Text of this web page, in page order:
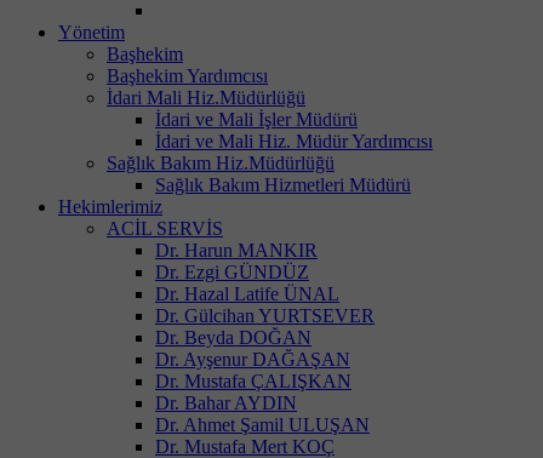
Yönetim
Başhekim
Başhekim Yardımcısı
İdari Mali Hiz.Müdürlüğü
İdari ve Mali İşler Müdürü
İdari ve Mali Hiz. Müdür Yardımcısı
Sağlık Bakım Hiz.Müdürlüğü
Sağlık Bakım Hizmetleri Müdürü
Hekimlerimiz
ACİL SERVİS
Dr. Harun MANKIR
Dr. Ezgi GÜNDÜZ
Dr. Hazal Latife ÜNAL
Dr. Gülcihan YURTSEVER
Dr. Beyda DOĞAN
Dr. Ayşenur DAĞAŞAN
Dr. Mustafa ÇALIŞKAN
Dr. Bahar AYDIN
Dr. Ahmet Şamil ULUŞAN
Dr. Mustafa Mert KOÇ